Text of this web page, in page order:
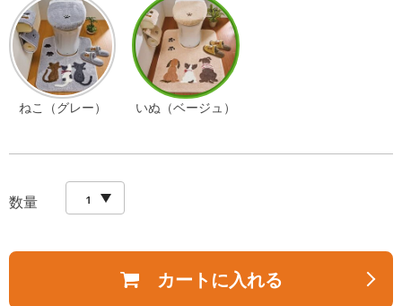
ねこ（グレー） いぬ（ベージュ）
数量
カートに入れる